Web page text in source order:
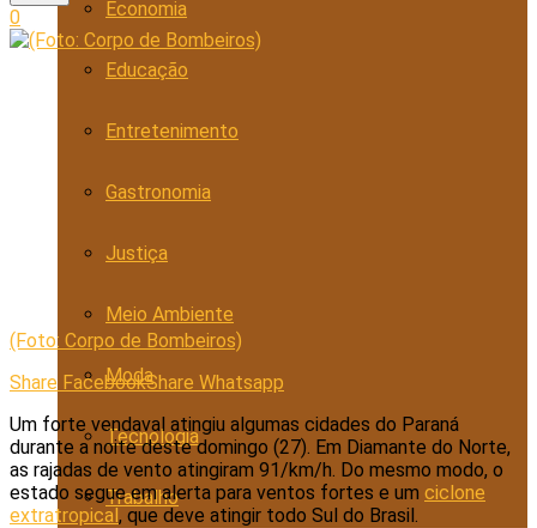
Economia
Educação
Entretenimento
Gastronomia
Justiça
Meio Ambiente
Moda
Tecnologia
Trabalho
0
(Foto: Corpo de Bombeiros)
Share FacebookShare Whatsapp
Um forte vendaval atingiu algumas cidades do Paraná
durante a noite deste domingo (27). Em Diamante do Norte,
as rajadas de vento atingiram 91/km/h. Do mesmo modo, o
estado segue em alerta para ventos fortes e um ciclone
extratropical, que deve atingir todo Sul do Brasil.